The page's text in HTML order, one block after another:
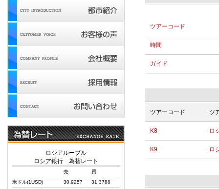
ツアーコード
時間
ガイド
ツアーコード ツ
K8 ロ
K9 ロ
ロシアルーブル
ロシア銀行 為替レート
売
買
米ドル(1USD)
30,9257
31,3788